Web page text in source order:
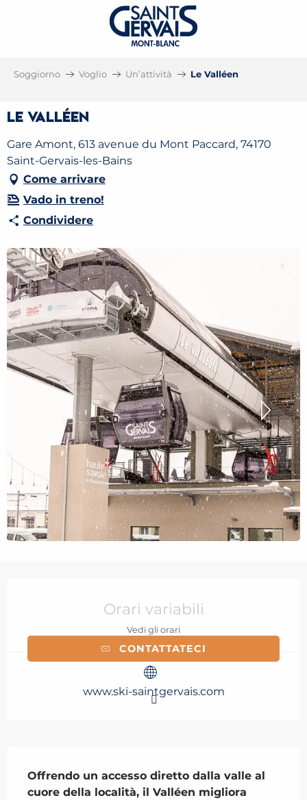
Soggiorno Voglio Un’attività Le Valléen
Le Valléen
Gare Amont, 613 avenue du Mont Paccard, 74170
Saint-Gervais-les-Bains
Come arrivare
Vado in treno!
Condividere
Orari variabili
Vedi gli orari
CONTATTATECI
www.ski-saintgervais.com
Offrendo un accesso diretto dalla valle al
cuore della località, il Valléen migliora